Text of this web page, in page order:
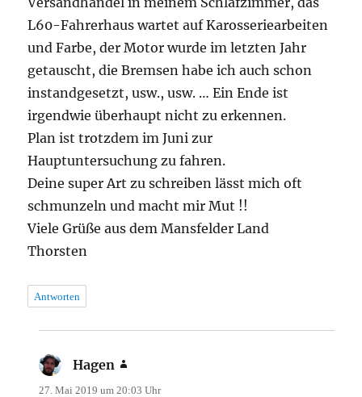
L60-Fahrerhaus wartet auf Karosseriearbeiten
und Farbe, der Motor wurde im letzten Jahr
getauscht, die Bremsen habe ich auch schon
instandgesetzt, usw., usw. … Ein Ende ist
irgendwie überhaupt nicht zu erkennen.
Plan ist trotzdem im Juni zur
Hauptuntersuchung zu fahren.
Deine super Art zu schreiben lässt mich oft
schmunzeln und macht mir Mut !!
Viele Grüße aus dem Mansfelder Land
Thorsten
Antworten
Hagen
27. Mai 2019 um 20:03 Uhr